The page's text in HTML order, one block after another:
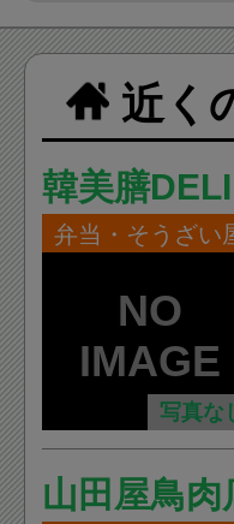
近く
韓美膳DELI
弁当・そうざい
写真な
山田屋鳥